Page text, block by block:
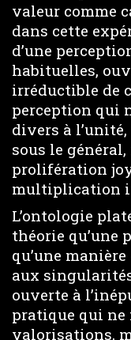
valeur comme
dans cette
d’une
habituelles,
irréductible de
perception qui
divers à
sous le
prolifération
multiplication
L’ontologie
théorie qu’une
qu’une
aux
ouverte à
pratique qui ne
valorisations,